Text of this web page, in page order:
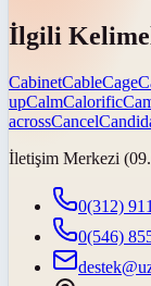
İlgili
CabinetCableCage
upCalmCalorific
acrossCancel
İletişim Merkezi
0(312)
0(546)